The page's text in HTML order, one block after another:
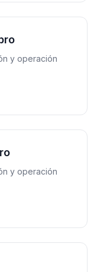
y operación
y operación